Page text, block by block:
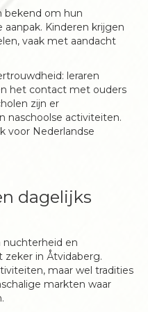
bekend om hun
aanpak. Kinderen krijgen
vaak met aandacht
leraren
het contact met ouders
zijn er
naschoolse activiteiten.
voor Nederlandse
dagelijks
nuchterheid en
in Åtvidaberg.
maar wel tradities
markten waar